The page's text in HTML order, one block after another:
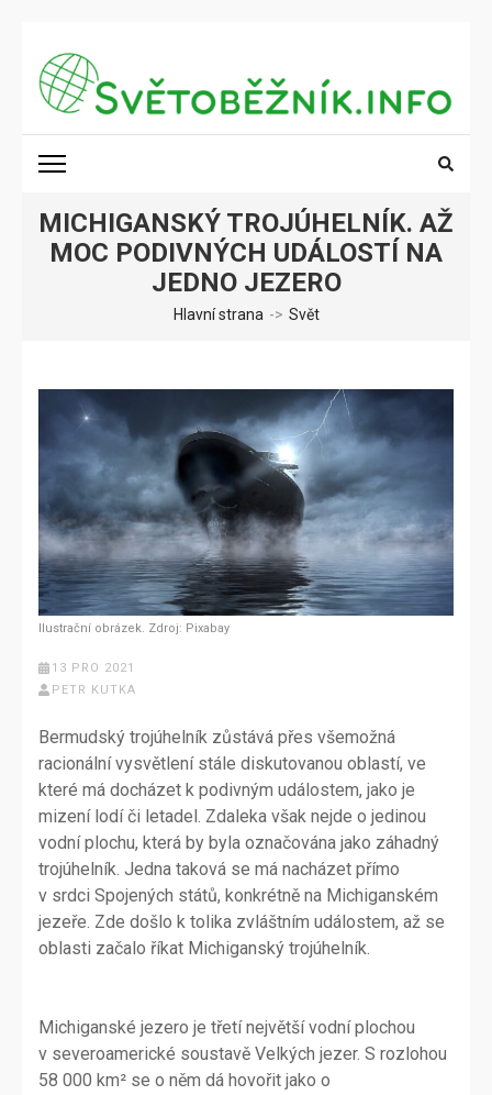
obsah
(stiskněte
Enter)
SVĚTOBĚŽNÍK.INFO
MICHIGANSKÝ TROJÚHELNÍK. AŽ
MOC PODIVNÝCH UDÁLOSTÍ NA
JEDNO JEZERO
Hlavní strana -> Svět
Ilustrační obrázek. Zdroj: Pixabay
13 PRO 2021
PETR KUTKA
Bermudský trojúhelník zůstává přes všemožná
racionální vysvětlení stále diskutovanou oblastí, ve
které má docházet k podivným událostem, jako je
mizení lodí či letadel. Zdaleka však nejde o jedinou
vodní plochu, která by byla označována jako záhadný
trojúhelník. Jedna taková se má nacházet přímo
v srdci Spojených států, konkrétně na Michiganském
jezeře. Zde došlo k tolika zvláštním událostem, až se
oblasti začalo říkat Michiganský trojúhelník.
Michiganské jezero je třetí největší vodní plochou
v severoamerické soustavě Velkých jezer. S rozlohou
58 000 km² se o něm dá hovořit jako o